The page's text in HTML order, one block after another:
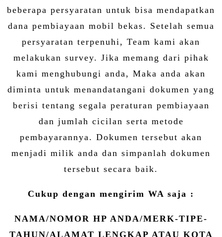
beberapa persyaratan untuk bisa mendapatkan
dana pembiayaan mobil bekas. Setelah semua
persyaratan terpenuhi, Team kami akan
melakukan survey. Jika memang dari pihak
kami menghubungi anda, Maka anda akan
diminta untuk menandatangani dokumen yang
berisi tentang segala peraturan pembiayaan
dan jumlah cicilan serta metode
pembayarannya. Dokumen tersebut akan
menjadi milik anda dan simpanlah dokumen
tersebut secara baik.
Cukup dengan mengirim WA saja :
NAMA/NOMOR HP ANDA/MERK-TIPE-
TAHUN/ALAMAT LENGKAP ATAU KOTA